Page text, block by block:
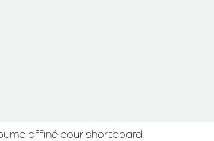
affiné pour shortboard.